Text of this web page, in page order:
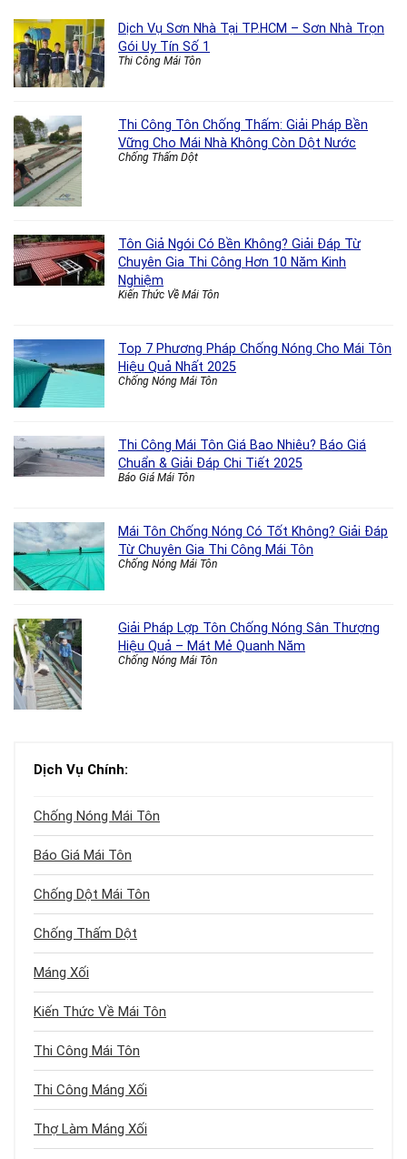
Dịch Vụ Sơn Nhà Tại TP.HCM – Sơn Nhà Trọn
Gói Uy Tín Số 1
Thi Công Mái Tôn
Thi Công Tôn Chống Thấm: Giải Pháp Bền
Vững Cho Mái Nhà Không Còn Dột Nước
Chống Thấm Dột
Tôn Giả Ngói Có Bền Không? Giải Đáp Từ
Chuyên Gia Thi Công Hơn 10 Năm Kinh
Nghiệm
Kiến Thức Về Mái Tôn
Top 7 Phương Pháp Chống Nóng Cho Mái Tôn
Hiệu Quả Nhất 2025
Chống Nóng Mái Tôn
Thi Công Mái Tôn Giá Bao Nhiêu? Báo Giá
Chuẩn & Giải Đáp Chi Tiết 2025
Báo Giá Mái Tôn
Mái Tôn Chống Nóng Có Tốt Không? Giải Đáp
Từ Chuyên Gia Thi Công Mái Tôn
Chống Nóng Mái Tôn
Giải Pháp Lợp Tôn Chống Nóng Sân Thượng
Hiệu Quả – Mát Mẻ Quanh Năm
Chống Nóng Mái Tôn
Dịch Vụ Chính:
Chống Nóng Mái Tôn
Báo Giá Mái Tôn
Chống Dột Mái Tôn
Chống Thấm Dột
Máng Xối
Kiến Thức Về Mái Tôn
Thi Công Mái Tôn
Thi Công Máng Xối
Thợ Làm Máng Xối